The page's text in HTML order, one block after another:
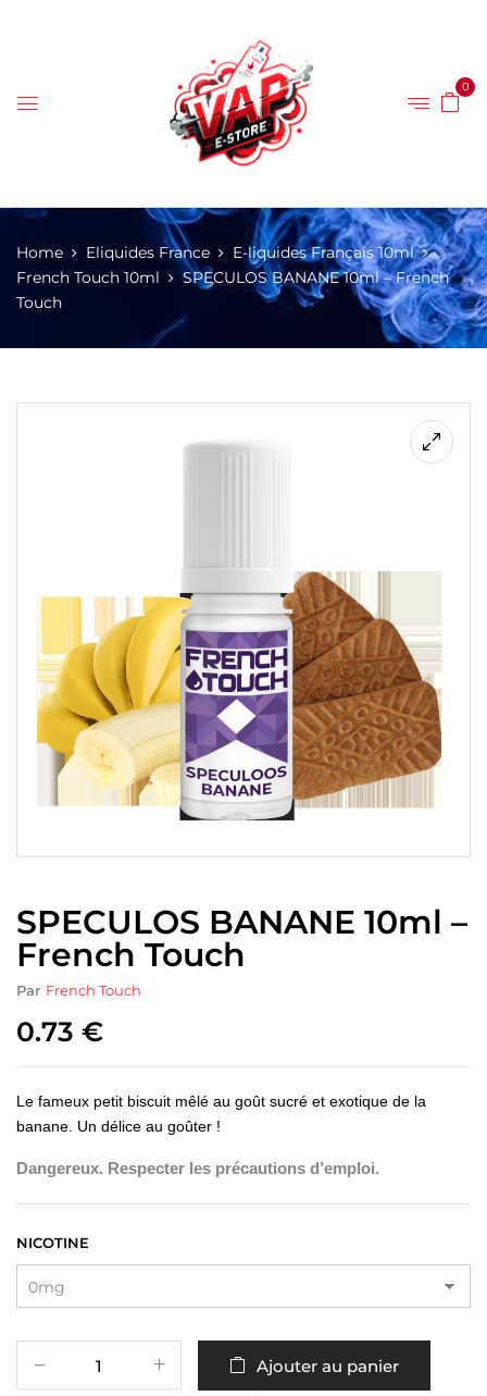
0
Home Eliquides France
E-liquides Français 10ml
French Touch 10ml
SPECULOS BANANE 10ml – French
Touch
SPECULOS BANANE 10ml –
French Touch
Par French Touch
0.73 €
Le fameux petit biscuit mêlé au goût sucré et exotique de la
banane. Un délice au goûter !
Dangereux. Respecter les précautions d’emploi.
NICOTINE
Ajouter au panier